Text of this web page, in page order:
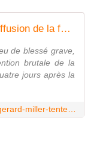
Gérard Miller tente de justifier la diffusion de la fake news sur l'évacuation de Tolbiac
de blessé grave,
brutale de la
jours après la